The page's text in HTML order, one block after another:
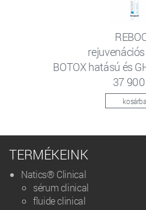
BOTOX hatású és
37
kosárba
TERMÉKEINK
Natics® Clinical
sérum clinical
fluide clinical